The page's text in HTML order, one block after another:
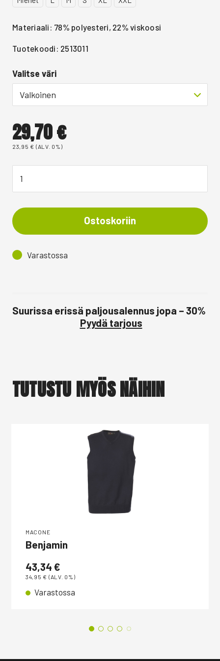
Materiaali: 78% polyesteri, 22% viskoosi
Tuotekoodi: 2513011
Valitse väri
Valkoinen
29,70€
23,95 € (ALV. 0%)
Ostoskoriin
Varastossa
Suurissa erissä paljousalennus jopa – 30%
Pyydä tarjous
TUTUSTU MYÖS NÄIHIN
MACONE
Benjamin
43,34 €
34,95 € (ALV. 0%)
Varastossa